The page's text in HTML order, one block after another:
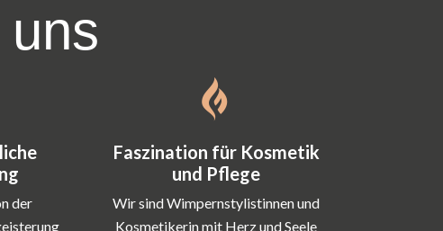
der
Faszination für Kosmetik
und Pflege
Wir sind Wimpernstylistinnen und
Kosmetikerin mit Herz und Seele